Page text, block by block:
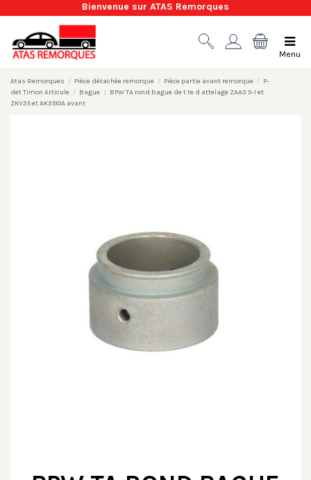
Bienvenue sur ATAS Remorques
Menu
Atas Remorques Pièce détachée remorque Pièce partie avant remorque
P-
det Timon Articule
Bague
BPW TA rond bague de t te d attelage ZAA3 5-1 et
ZKV35 et AK3510A avant